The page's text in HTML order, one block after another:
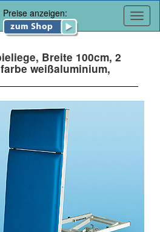
Preise anzeigen:
Breite 100cm, 2
weißaluminium,